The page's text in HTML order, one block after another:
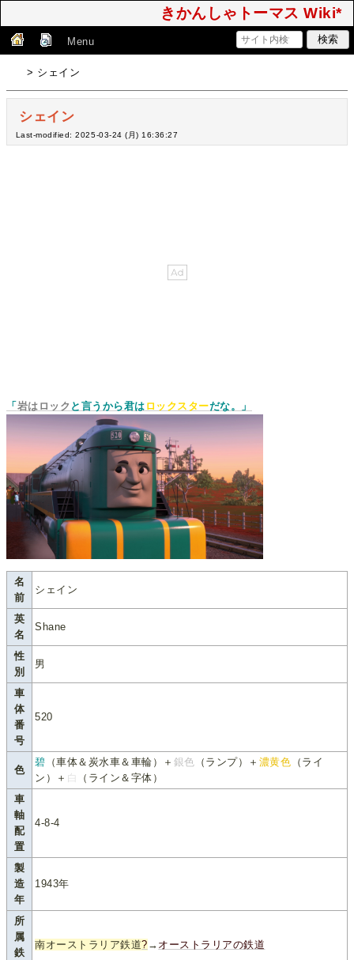
きかんしゃトーマス Wiki*
Menu
> シェイン
シェイン
Last-modified: 2025-03-24 (月) 16:36:27
「 岩はロック と言うから君は ロックスターだな。」
名
前
シェイン
英
名
Shane
性
別
男
車
体
番
号
520
色
碧 （車体＆炭水車＆車輪）＋ 銀色 （ランプ）＋ 濃黄色 （ライ
ン）＋ 白
（ライン＆字体）
車
軸
配
置
4-8-4
製
造
年
1943年
所
属
鉄
南オーストラリア鉄道? → オーストラリアの鉄道